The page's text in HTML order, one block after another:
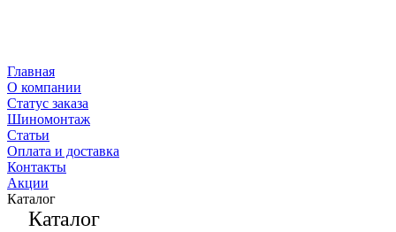
Главная
О компании
Статус заказа
Шиномонтаж
Статьи
Оплата и доставка
Контакты
Акции
Каталог
Каталог